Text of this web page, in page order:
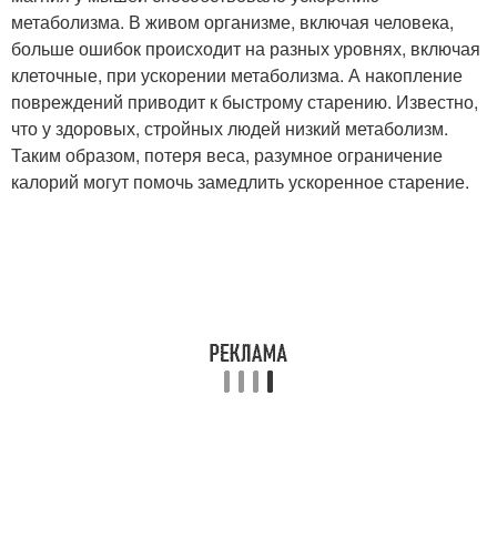
метаболизма. В живом организме, включая человека,
больше ошибок происходит на разных уровнях, включая
клеточные, при ускорении метаболизма. А накопление
повреждений приводит к быстрому старению. Известно,
что у здоровых, стройных людей низкий метаболизм.
Таким образом, потеря веса, разумное ограничение
калорий могут помочь замедлить ускоренное старение.